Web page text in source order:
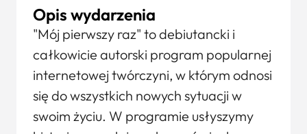
Opis wydarzenia
"Mój pierwszy raz" to debiutancki i
całkowicie autorski program popularnej
internetowej twórczyni, w którym odnosi
się do wszystkich nowych sytuacji w
swoim życiu. W programie usłyszymy